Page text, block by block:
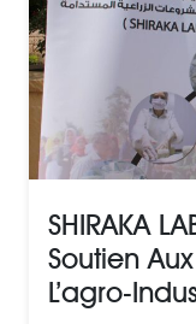
SHIRAKA
Soutien
L’agro-